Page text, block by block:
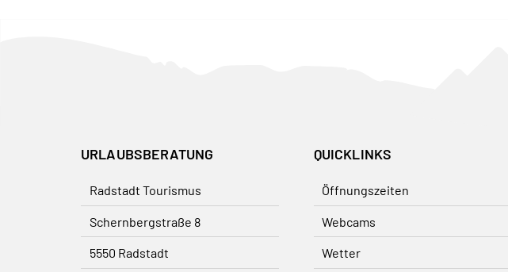
URLAUBSBERATUNG
Radstadt Tourismus
Schernbergstraße 8
5550 Radstadt
QUICKLINKS
Öffnungszeiten
Webcams
Wetter